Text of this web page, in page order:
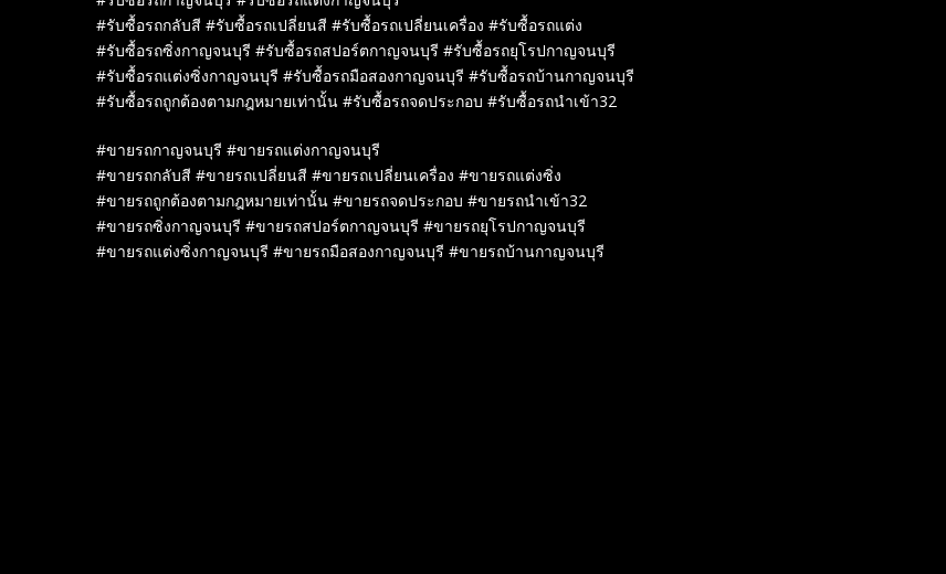
#รับซื้อรถกลับสี #รับซื้อรถเปลี่ยนสี #รับซื้อรถเปลี่ยนเครื่อง #รับซื้อรถแต่ง
#รับซื้อรถซิ่งกาญจนบุรี #รับซื้อรถสปอร์ตกาญจนบุรี #รับซื้อรถยุโรปกาญจนบุรี
#รับซื้อรถแต่งซิ่งกาญจนบุรี #รับซื้อรถมือสองกาญจนบุรี #รับซื้อรถบ้านกาญจนบุรี
#รับซื้อรถถูกต้องตามกฎหมายเท่านั้น #รับซื้อรถจดประกอบ #รับซื้อรถนำเข้า32
#ขายรถกาญจนบุรี #ขายรถแต่งกาญจนบุรี
#ขายรถกลับสี #ขายรถเปลี่ยนสี #ขายรถเปลี่ยนเครื่อง #ขายรถแต่งซิ่ง
#ขายรถถูกต้องตามกฎหมายเท่านั้น #ขายรถจดประกอบ #ขายรถนำเข้า32
#ขายรถซิ่งกาญจนบุรี #ขายรถสปอร์ตกาญจนบุรี #ขายรถยุโรปกาญจนบุรี
#ขายรถแต่งซิ่งกาญจนบุรี #ขายรถมือสองกาญจนบุรี #ขายรถบ้านกาญจนบุรี